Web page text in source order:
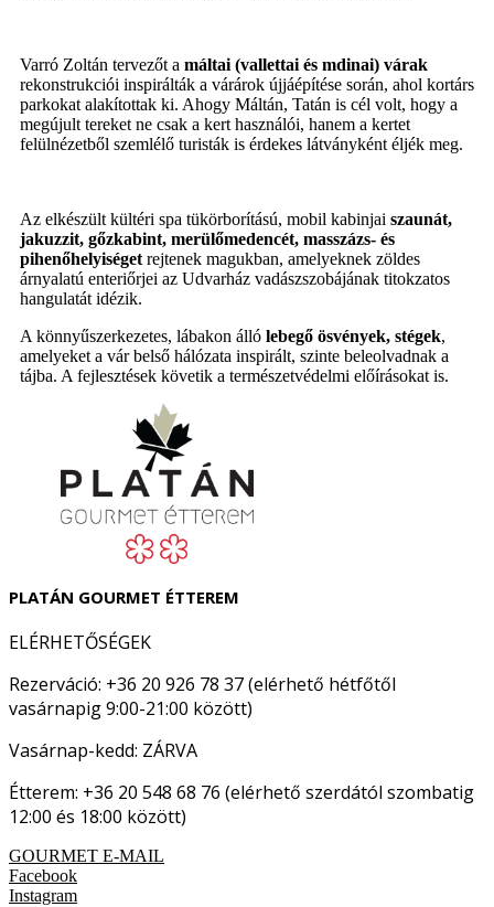
Varró Zoltán tervezőt a máltai (vallettai és mdinai) várak
rekonstrukciói inspirálták a várárok újjáépítése során, ahol kortárs
parkokat alakítottak ki. Ahogy Máltán, Tatán is cél volt, hogy a
megújult tereket ne csak a kert használói, hanem a kertet
felülnézetből szemlélő turisták is érdekes látványként éljék meg.
Az elkészült kültéri spa tükörborítású, mobil kabinjai szaunát,
jakuzzit, gőzkabint, merülőmedencét, masszázs- és
pihenőhelyiséget rejtenek magukban, amelyeknek zöldes
árnyalatú enteriőrjei az Udvarház vadászszobájának titokzatos
hangulatát idézik.
A könnyűszerkezetes, lábakon álló lebegő ösvények, stégek,
amelyeket a vár belső hálózata inspirált, szinte beleolvadnak a
tájba. A fejlesztések követik a természetvédelmi előírásokat is.
PLATÁN GOURMET ÉTTEREM
ELÉRHETŐSÉGEK
Rezerváció: +36 20 926 78 37 (elérhető hétfőtől
vasárnapig 9:00-21:00 között)
Vasárnap-kedd: ZÁRVA
Étterem: +36 20 548 68 76 (elérhető szerdától szombatig
12:00 és 18:00 között)
GOURMET E-MAIL
Facebook
Instagram